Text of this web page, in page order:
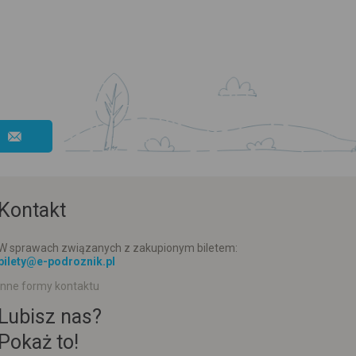
sprawach związanych z zakupionym biletem:
podroznik.pl
formy kontaktu
nas?
to!